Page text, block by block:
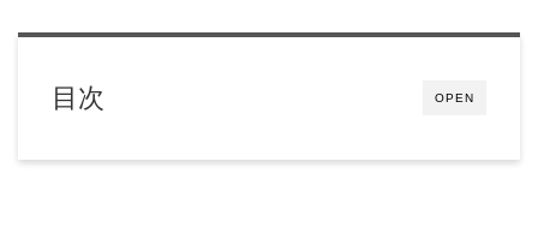
OPEN
目次